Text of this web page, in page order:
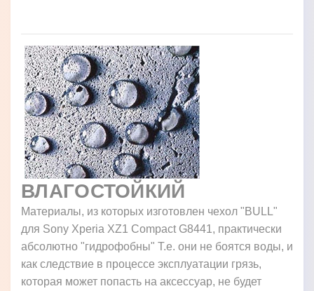
ВЛАГОСТОЙКИЙ
Материалы, из которых изготовлен чехол "BULL"
для Sony Xperia XZ1 Compact G8441, практически
абсолютно "гидрофобны" Т.е. они не боятся воды, и
как следствие в процессе эксплуатации грязь,
которая может попасть на аксессуар, не будет